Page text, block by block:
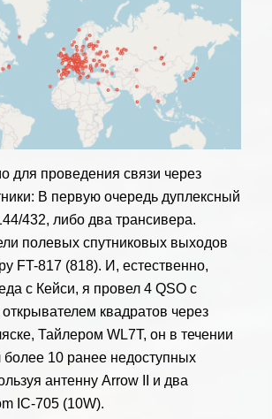
для проведения связи через
В первую очередь дуплексный
432, либо два трансивера.
полевых спутниковых выходов
FT-817 (818). И, естественно,
с Кейси, я провел 4 QSO с
квадратов через
Тайлером WL7T, он в течении
более 10 ранее недоступных
антенну Arrow II и два
IC-705 (10W).